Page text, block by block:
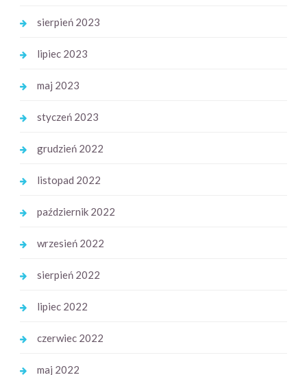
sierpień 2023
lipiec 2023
maj 2023
styczeń 2023
grudzień 2022
listopad 2022
październik 2022
wrzesień 2022
sierpień 2022
lipiec 2022
czerwiec 2022
maj 2022